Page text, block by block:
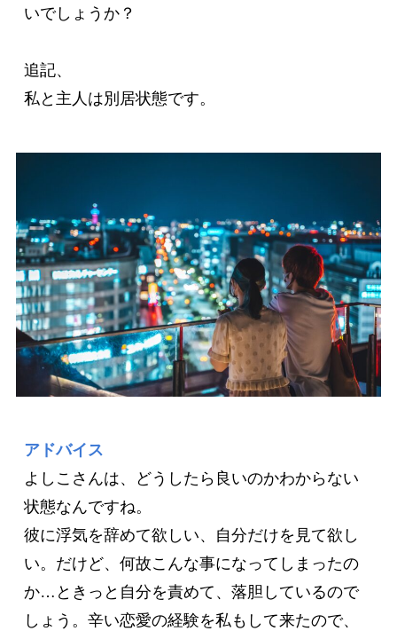
いでしょうか？
追記、
私と主人は別居状態です。
アドバイス
よしこさんは、どうしたら良いのかわからない
状態なんですね。
彼に浮気を辞めて欲しい、自分だけを見て欲し
い。だけど、何故こんな事になってしまったの
か…ときっと自分を責めて、落胆しているので
しょう。辛い恋愛の経験を私もして来たので、